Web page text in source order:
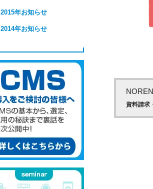
資料請求
2015年お知らせ
2014年お知らせ